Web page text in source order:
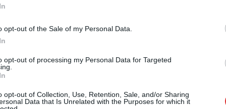
opt-out of the Sale of my Personal Data.
opt-out of processing my Personal Data for Targeted
opt-out of Collection, Use, Retention, Sale, and/or Sharing
Data that Is Unrelated with the Purposes for which it
megnyitó
szakember
A család nélkül felnövekvő fiatalkorúak